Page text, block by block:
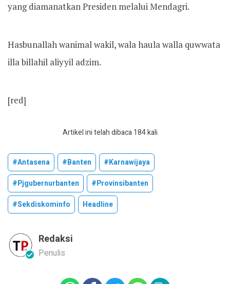
yang diamanatkan Presiden melalui Mendagri.
Hasbunallah wanimal wakil, wala haula walla quwwata
illa billahil aliyyil adzim.
[red]
Artikel ini telah dibaca 184 kali
#antasena #banten
#karnawijaya
#pjgubernurbanten
#provinsibanten
#sekdiskominfo
Headline
Redaksi
Penulis